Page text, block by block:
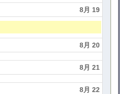
8月 19
8月 20
8月 21
8月 22